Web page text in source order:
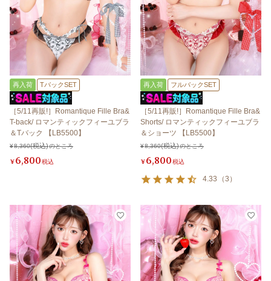
再入荷 TバックSET
［5/11再販!］Romantique Fille Bra&
T-back/ ロマンティックフィーユブラ
＆Tバック 【LB5500】
¥8,360 のところ
¥6,800税込
再入荷 フルバックSET
［5/11再販!］Romantique Fille Bra&
Shorts/ ロマンティックフィーユブラ
＆ショーツ 【LB5500】
¥8,360 のところ
¥6,800税込
4.33 （3 ）